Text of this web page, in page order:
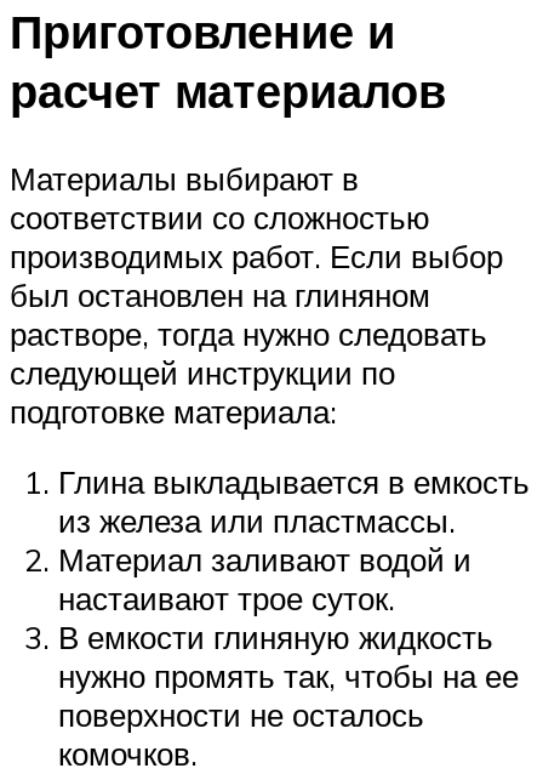
Приготовление и
расчет материалов
Материалы выбирают в
соответствии со сложностью
производимых работ. Если выбор
был остановлен на глиняном
растворе, тогда нужно следовать
следующей инструкции по
подготовке материала:
Глина выкладывается в емкость
из железа или пластмассы.
Материал заливают водой и
настаивают трое суток.
В емкости глиняную жидкость
нужно промять так, чтобы на ее
поверхности не осталось
комочков.